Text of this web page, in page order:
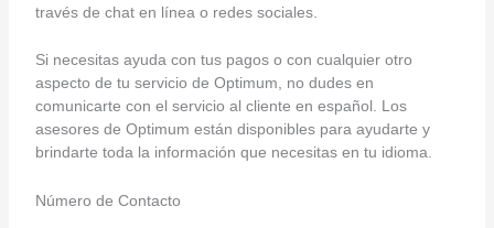
través de chat en línea o redes sociales.
Si necesitas ayuda con tus pagos o con cualquier otro
aspecto de tu servicio de Optimum, no dudes en
comunicarte con el servicio al cliente en español. Los
asesores de Optimum están disponibles para ayudarte y
brindarte toda la información que necesitas en tu idioma.
Número de Contacto